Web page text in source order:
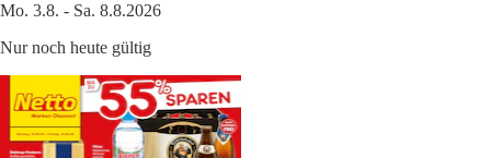
Mo. 3.8. - Sa. 8.8.2026
Nur noch heute gültig